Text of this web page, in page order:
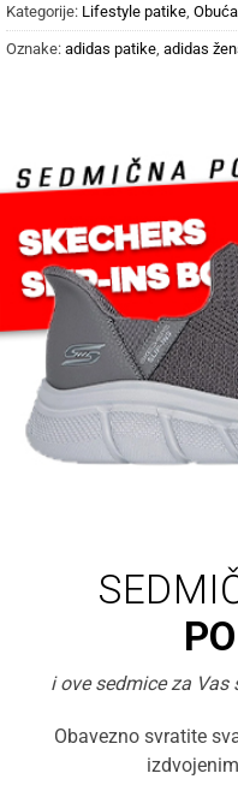
Kategorije: Lifestyle patike Obuća
Oznake: adidas patike adidas
i ove sedmice za Vas
Obavezno svratite